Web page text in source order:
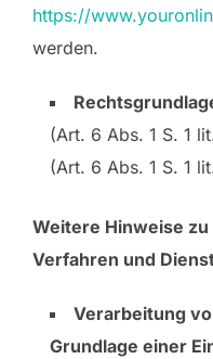
https://
werden.
(Art. 6 Abs. 1 S. 1
(Art. 6 Abs. 1 S. 1
Weitere Hinweise
Verfahren und
Verarbeitung
Grundlage einer